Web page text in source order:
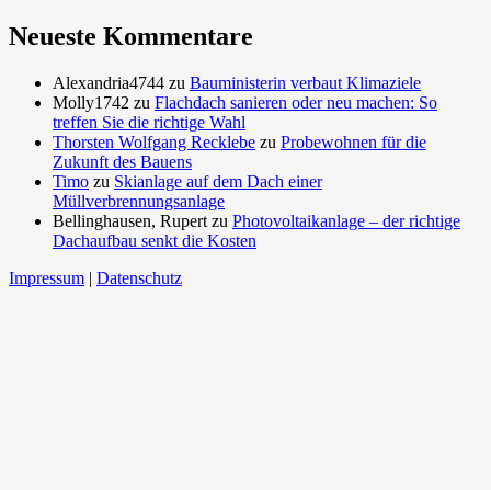
Neueste Kommentare
Alexandria4744 zu Bauministerin verbaut Klimaziele
Molly1742 zu Flachdach sanieren oder neu machen: So
treffen Sie die richtige Wahl
Thorsten Wolfgang Recklebe zu Probewohnen für die
Zukunft des Bauens
Timo zu Skianlage auf dem Dach einer
Müllverbrennungsanlage
Bellinghausen, Rupert zu Photovoltaikanlage – der richtige
Dachaufbau senkt die Kosten
Impressum | Datenschutz